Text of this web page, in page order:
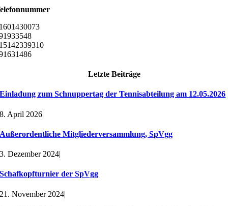
Letzte Beiträge
Einladung zum Schnuppertag der Tennisabteilung am 12.05.2026
8. April 2026|
Außerordentliche Mitgliederversammlung, SpVgg
3. Dezember 2024|
Schafkopfturnier der SpVgg
21. November 2024|